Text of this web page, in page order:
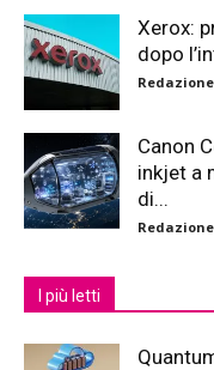
Xerox:
dopo
Canon
inkjet a
di...
I più letti